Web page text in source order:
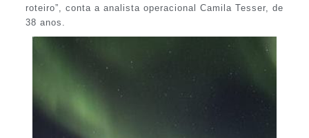
roteiro”, conta a analista operacional Camila Tesser, de
38 anos.